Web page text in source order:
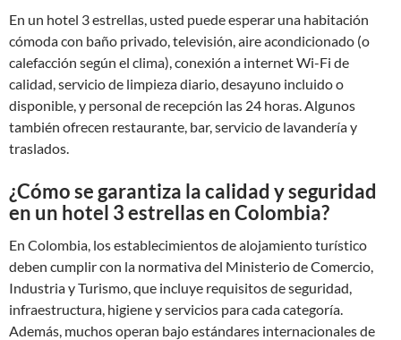
En un hotel 3 estrellas, usted puede esperar una habitación
cómoda con baño privado, televisión, aire acondicionado (o
calefacción según el clima), conexión a internet Wi-Fi de
calidad, servicio de limpieza diario, desayuno incluido o
disponible, y personal de recepción las 24 horas. Algunos
también ofrecen restaurante, bar, servicio de lavandería y
traslados.
¿Cómo se garantiza la calidad y seguridad
en un hotel 3 estrellas en Colombia?
En Colombia, los establecimientos de alojamiento turístico
deben cumplir con la normativa del Ministerio de Comercio,
Industria y Turismo, que incluye requisitos de seguridad,
infraestructura, higiene y servicios para cada categoría.
Además, muchos operan bajo estándares internacionales de